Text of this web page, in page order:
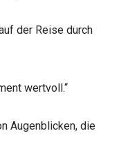
der Reise durch
wertvoll.“
Augenblicken, die